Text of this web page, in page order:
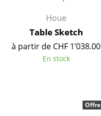
Coussins
Tapis
Houe
Table Sketch
à partir de CHF 1’038.00
En stock
Offre